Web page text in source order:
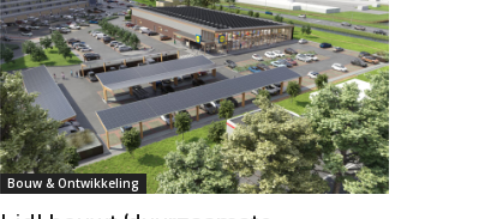
Bouw & Ontwikkeling